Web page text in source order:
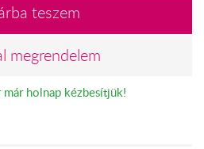
teszem
megrendelem
holnap kézbesítjük!